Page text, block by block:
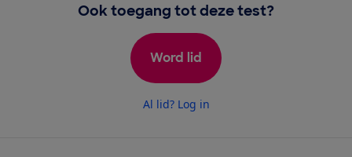
Ook toegang tot deze test?
Word lid
Al lid? Log in